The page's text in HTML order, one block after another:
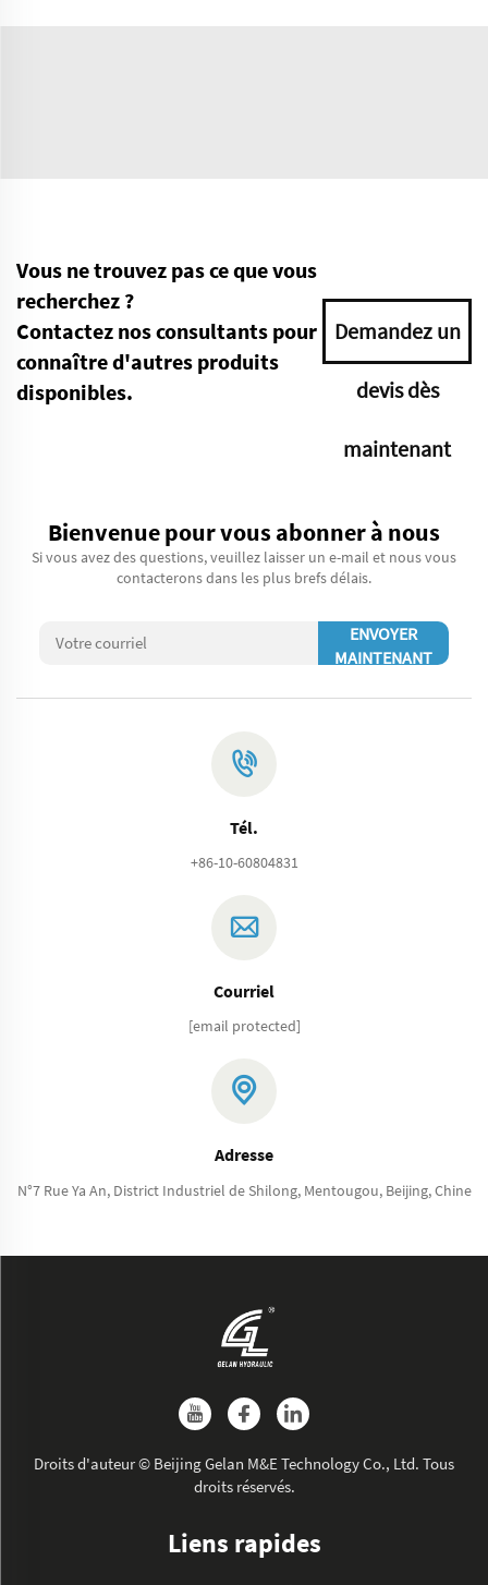
Vous ne trouvez pas ce que vous
recherchez ?
Contactez nos consultants pour
connaître d'autres produits
disponibles.
Demandez un
devis dès
maintenant
Bienvenue pour vous abonner à nous
Si vous avez des questions, veuillez laisser un e-mail et nous vous
contacterons dans les plus brefs délais.
ENVOYER
MAINTENANT
Tél.
+86-10-60804831
Courriel
[email protected]
Adresse
N°7 Rue Ya An, District Industriel de Shilong, Mentougou, Beijing, Chine
Droits d'auteur © Beijing Gelan M&E Technology Co., Ltd. Tous
droits réservés.
Liens rapides